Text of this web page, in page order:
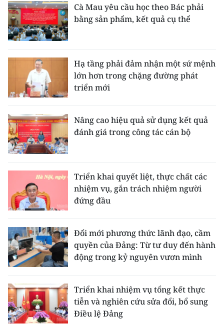
Cà Mau yêu cầu học theo Bác phải
bằng sản phẩm, kết quả cụ thể
Hạ tầng phải đảm nhận một sứ mệnh
lớn hơn trong chặng đường phát
triển mới
Nâng cao hiệu quả sử dụng kết quả
đánh giá trong công tác cán bộ
Triển khai quyết liệt, thực chất các
nhiệm vụ, gắn trách nhiệm người
đứng đầu
Đổi mới phương thức lãnh đạo, cầm
quyền của Đảng: Từ tư duy đến hành
động trong kỷ nguyên vươn mình
Triển khai nhiệm vụ tổng kết thực
tiễn và nghiên cứu sửa đổi, bổ sung
Điều lệ Đảng